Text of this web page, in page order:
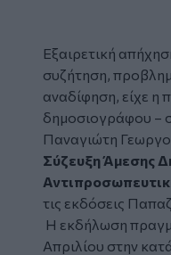
Εξαιρετική
συζήτηση,
αναδίφηση, είχε η
δημοσιογράφου –
Παναγιώτη
Σύζευξη Άμεσης
τις εκδόσεις
Η εκδήλωση
Απριλίου στην